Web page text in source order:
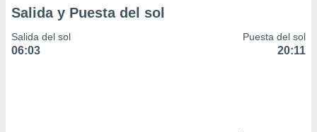
Salida y Puesta del sol
Salida del sol
06:03
Puesta del sol
20:11